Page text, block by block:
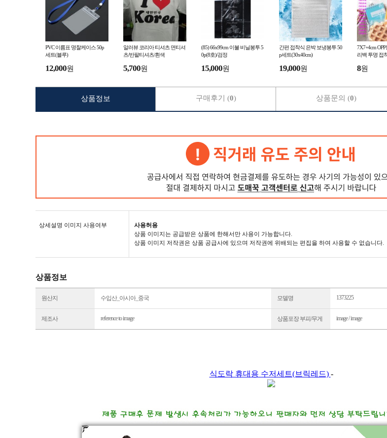
PVC 이름표 명찰케이스 50p
세트(블루)
12,000원
알러뷰 코리아 티셔츠 면티셔
츠/반팔티셔츠/흰색
5,700원
(85) 66x99cm 이불 비닐봉투 5
0p(8호)/검정
15,000원
간편 접착식 은박 보냉봉투 50
p세트(30x40cm)
19,000원
7X7+4cm
리백 투명 접
8원
상세설명 이미지 사용여부
사용허용
상품 이미지는 공급받은 상품에 한해서만 사용이 가능합니다.
상품 이미지 저작권은 상품 공급사에 있으며 저작권에 위배되는 편집을 하여 사용할 수 없습니다.
상품정보
원산지 수입산_아시아_중국 모델명 1373225
제조사 reference to image 상품포장 부피/무게 image / image
식도락 휴대용 수저세트(브릭레드) -
상품정보 구매후기 (0) 상품문의 (0)